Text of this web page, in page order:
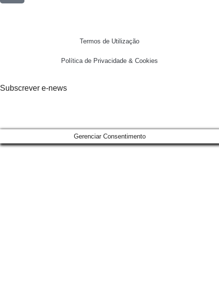
Termos de Utilização
Política de Privacidade & Cookies
Subscrever e-news
Gerenciar Consentimento